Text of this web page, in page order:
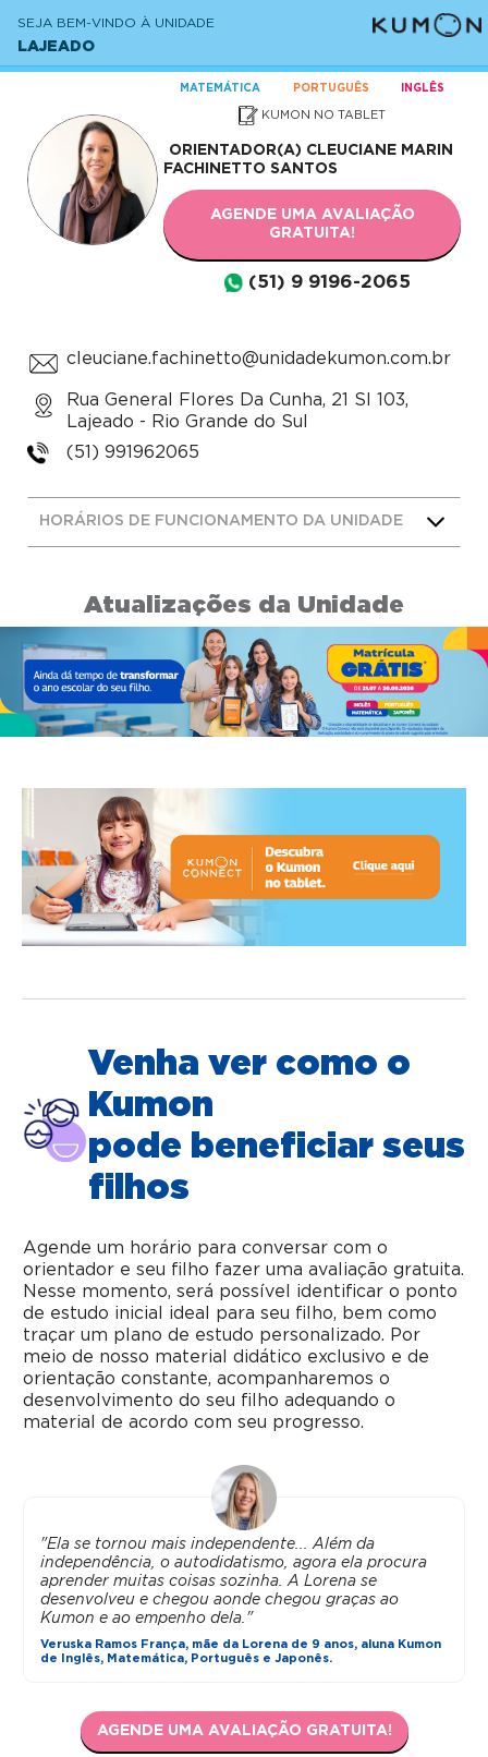
SEJA BEM-VINDO À UNIDADE
LAJEADO
MATEMÁTICA PORTUGUÊS INGLÊS
KUMON NO TABLET
ORIENTADOR(A) CLEUCIANE MARIN
FACHINETTO SANTOS
AGENDE UMA AVALIAÇÃO
GRATUITA!
(51) 9 9196-2065
cleuciane.fachinetto@unidadekumon.com.br
Rua General Flores Da Cunha, 21 Sl 103,
Lajeado - Rio Grande do Sul
(51) 991962065
HORÁRIOS DE FUNCIONAMENTO DA UNIDADE
Atualizações da Unidade
Venha ver como o
Kumon
pode beneficiar seus
filhos
Agende um horário para conversar com o
orientador e seu filho fazer uma avaliação gratuita.
Nesse momento, será possível identificar o ponto
de estudo inicial ideal para seu filho, bem como
traçar um plano de estudo personalizado. Por
meio de nosso material didático exclusivo e de
orientação constante, acompanharemos o
desenvolvimento do seu filho adequando o
material de acordo com seu progresso.
"Ela se tornou mais independente... Além da
independência, o autodidatismo, agora ela procura
aprender muitas coisas sozinha. A Lorena se
desenvolveu e chegou aonde chegou graças ao
Kumon e ao empenho dela."
Veruska Ramos França, mãe da Lorena de 9 anos, aluna Kumon
de Inglês, Matemática, Português e Japonês.
AGENDE UMA AVALIAÇÃO GRATUITA!